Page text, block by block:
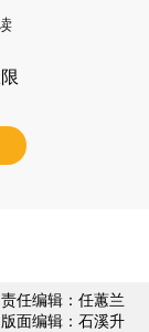
责任编辑：任蕙兰
版面编辑：石溪升